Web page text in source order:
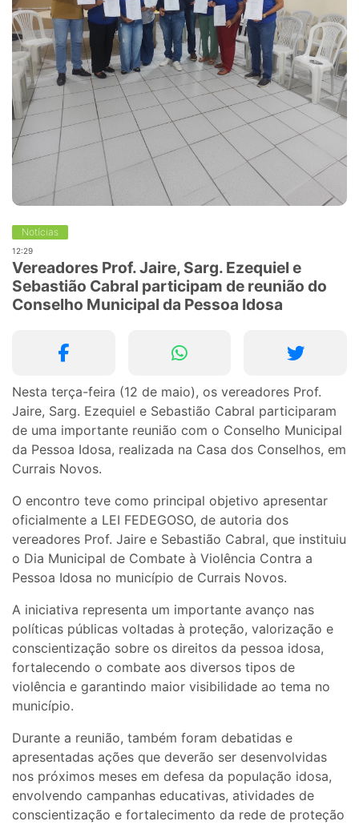
Notícias
12:29
Vereadores Prof. Jaire, Sarg. Ezequiel e
Sebastião Cabral participam de reunião do
Conselho Municipal da Pessoa Idosa
Nesta terça-feira (12 de maio), os vereadores Prof.
Jaire, Sarg. Ezequiel e Sebastião Cabral participaram
de uma importante reunião com o Conselho Municipal
da Pessoa Idosa, realizada na Casa dos Conselhos, em
Currais Novos.
O encontro teve como principal objetivo apresentar
oficialmente a LEI FEDEGOSO, de autoria dos
vereadores Prof. Jaire e Sebastião Cabral, que instituiu
o Dia Municipal de Combate à Violência Contra a
Pessoa Idosa no município de Currais Novos.
A iniciativa representa um importante avanço nas
políticas públicas voltadas à proteção, valorização e
conscientização sobre os direitos da pessoa idosa,
fortalecendo o combate aos diversos tipos de
violência e garantindo maior visibilidade ao tema no
município.
Durante a reunião, também foram debatidas e
apresentadas ações que deverão ser desenvolvidas
nos próximos meses em defesa da população idosa,
envolvendo campanhas educativas, atividades de
conscientização e fortalecimento da rede de proteção